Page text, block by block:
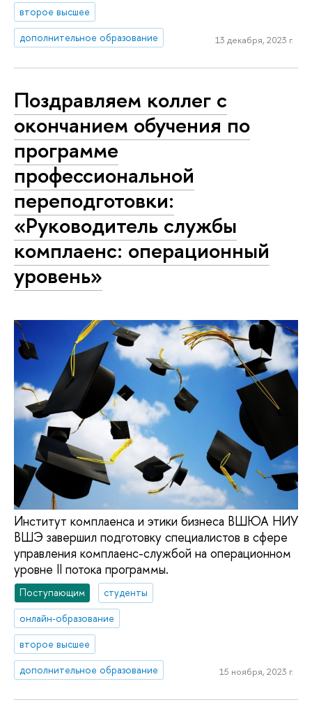
второе высшее
дополнительное образование
13 декабря, 2023 г.
Поздравляем коллег с
окончанием обучения по
программе
профессиональной
переподготовки:
«Руководитель службы
комплаенс: операционный
уровень»
Институт комплаенса и этики бизнеса ВШЮА НИУ
ВШЭ завершил подготовку специалистов в сфере
управления комплаенс-службой на операционном
уровне II потока программы.
Поступающим
студенты
онлайн-образование
второе высшее
дополнительное образование
15 ноября, 2023 г.